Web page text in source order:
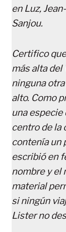
en Luz,
Sanjou.
Certifico
más alta del
ninguna
alto. Como
una especie
centro de la
contenía un
escribió en
nombre y el
material
si ningún
Lister no